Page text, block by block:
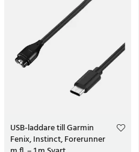
USB-laddare till Garmin
Fenix, Instinct, Forerunner